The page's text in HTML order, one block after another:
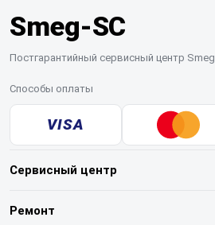
Smeg-SC
Постгарантийный сервисный центр Smeg
Способы оплаты
VISA
Сервисный центр
О нашем сервисе
Ремонт